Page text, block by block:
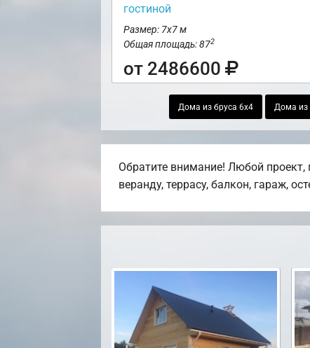
гостиной
Размер: 7х7 м
Общая площадь: 872
от 2486600
Дома из бруса 6х4 Дома из
Обратите внимание! Любой
веранду, террасу, балкон, гараж,